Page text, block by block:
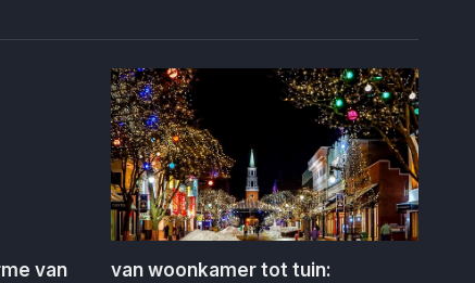
van
van woonkamer tot tuin: